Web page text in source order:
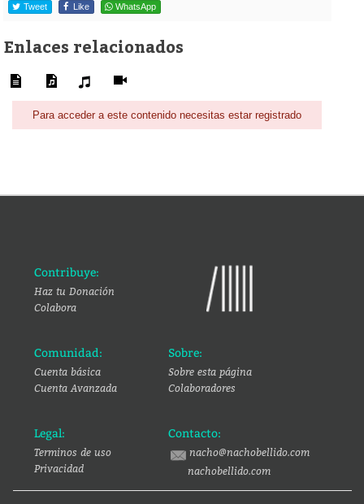
Tweet Like WhatsApp
Enlaces relacionados
Para acceder a este contenido necesitas estar registrado
Contribuye:
Haz tu Donación
Colabora
Comunidad:
Cuenta básica
Cuenta Avanzada
Sobre:
Sobre esta página
Colaboradores
Legal:
Terminos de uso
Privacidad
Contacto:
nacho@nachobellido.com
nachobellido.com